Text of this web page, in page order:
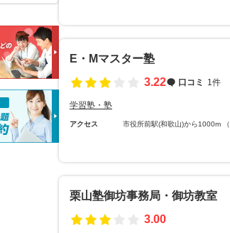
E・Mマスター塾
3.22
口コミ 1件
学習塾・塾
アクセス 市役所前駅(和歌山)から1000m （
栗山塾御坊事務局・御坊教室
3.00